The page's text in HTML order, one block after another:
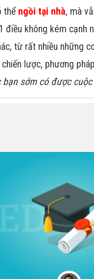
thể ngồi tại nhà, mà
điều không kém cạnh
từ rất nhiều những
lược, phương
bạn sớm có được